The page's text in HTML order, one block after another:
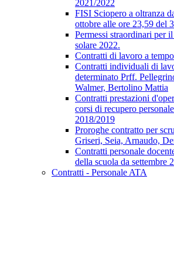
2021/2022
FISI Sciopero a oltranza
ottobre alle ore 23,59 del
Permessi straordinari per
solare 2022.
Contratti di lavoro a
Contratti individuali di
determinato Prff.
Walmer, Bertolino Mattia
Contratti prestazioni
corsi di recupero
2018/2019
Proroghe contratto per
Griseri, Seia, Arnaudo,
Contratti personale
della scuola da settembre
Contratti - Personale ATA